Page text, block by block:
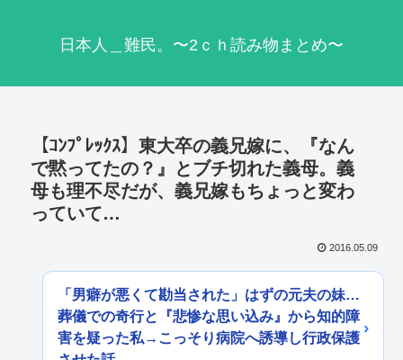
日本人＿難民。〜2ｃｈ読み物まとめ〜
【ｺﾝﾌﾟﾚｯｸｽ】東大卒の義兄嫁に、『なん
で黙ってたの？』とブチ切れた義母。義
母も理不尽だが、義兄嫁もちょっと変わ
っていて…
2016.05.09
「男癖が悪くて勘当された」はずの元夫の妹…
葬儀での奇行と『悲惨な思い込み』から知的障
害を疑った私→こっそり病院へ誘導し行政保護